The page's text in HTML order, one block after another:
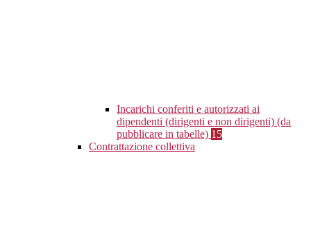
Incarichi conferiti e autorizzati ai
dipendenti (dirigenti e non dirigenti) (da
pubblicare in tabelle) 15
Contrattazione collettiva